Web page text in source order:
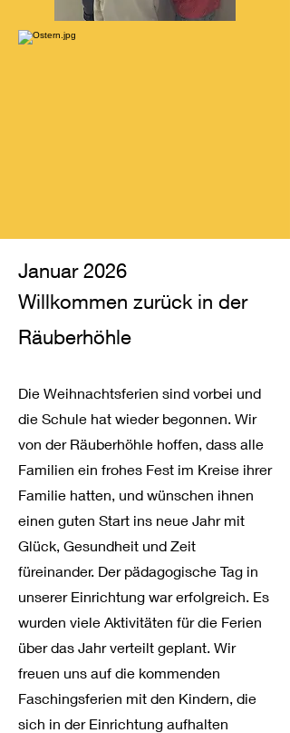
Januar 2026
Willkommen zurück in der
Räuberhöhle
Die Weihnachtsferien sind vorbei und
die Schule hat wieder begonnen. Wir
von der Räuberhöhle hoffen, dass alle
Familien ein frohes Fest im Kreise ihrer
Familie hatten, und wünschen ihnen
einen guten Start ins neue Jahr mit
Glück, Gesundheit und Zeit
füreinander. Der pädagogische Tag in
unserer Einrichtung war erfolgreich. Es
wurden viele Aktivitäten für die Ferien
über das Jahr verteilt geplant. Wir
freuen uns auf die kommenden
Faschingsferien mit den Kindern, die
sich in der Einrichtung aufhalten